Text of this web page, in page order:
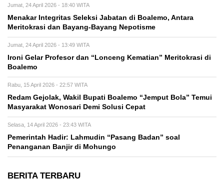
Jumat, 24 April 2026 - 18:40 WITA
Menakar Integritas Seleksi Jabatan di Boalemo, Antara
Meritokrasi dan Bayang-Bayang Nepotisme
Jumat, 24 April 2026 - 13:49 WITA
Ironi Gelar Profesor dan “Lonceng Kematian” Meritokrasi di
Boalemo
Rabu, 15 April 2026 - 22:57 WITA
Redam Gejolak, Wakil Bupati Boalemo “Jemput Bola” Temui
Masyarakat Wonosari Demi Solusi Cepat
Selasa, 14 April 2026 - 23:43 WITA
Pemerintah Hadir: Lahmudin “Pasang Badan” soal
Penanganan Banjir di Mohungo
BERITA TERBARU